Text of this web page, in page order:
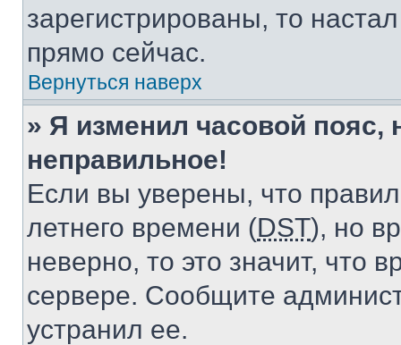
зарегистрированы, то
прямо сейчас.
Вернуться наверх
» Я изменил часовой пояс,
неправильное!
Если вы уверены, что
летнего времени (DST), но
неверно, то это значит, что
сервере. Сообщите
устранил ее.